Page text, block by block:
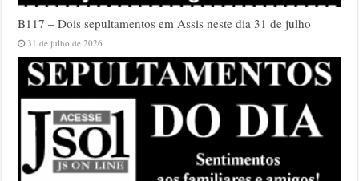
B117 – Dois sepultamentos em Assis neste dia 31 de julho
31 de julho de 2026